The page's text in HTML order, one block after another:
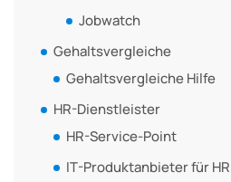
Jobwatch
Gehaltsvergleiche
Gehaltsvergleiche Hilfe
HR-Dienstleister
HR-Service-Point
IT-Produktanbieter für HR